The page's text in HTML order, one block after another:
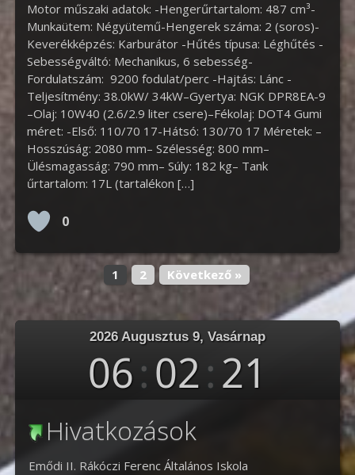
Motor műszaki adatok: -Hengerűrtartalom: 487 cm³-
Munkaütem: Négyütemű-Hengerek száma: 2 (soros)-
Keverékképzés: Karburátor -Hűtés típusa: Léghűtés -
Sebességváltó: Mechanikus, 6 sebesség-
Fordulatszám: 9200 fodulat/perc -Hajtás: Lánc -
Teljesítmény: 38.0kW/ 34kW–Gyertya: NGK DPR8EA-9
–Olaj: 10W40 (2.6/2.9 liter csere)–Fékolaj: DOT4 Gumi
méret: -Első: 110/70 17-Hátsó: 130/70 17 Méretek: –
Hosszúság: 2080 mm– Szélesség: 800 mm–
Ülésmagasság: 790 mm– Súly: 182 kg– Tank
űrtartalom: 17L (tartalékon […]
0
1 2 Következő »
2026 Augusztus 9, Vasárnap
06:02:22
Hivatkozások
Emődi II. Rákóczi Ferenc Általános Iskola